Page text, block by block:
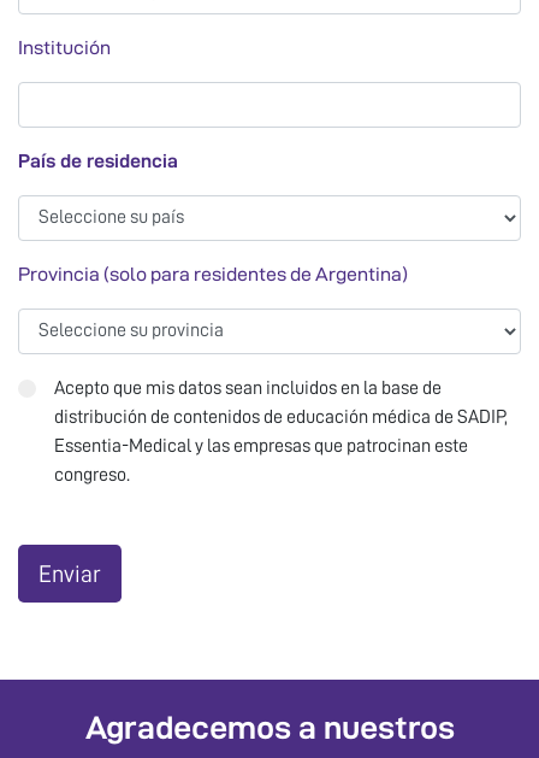
Institución
País de residencia
País de residencia
Provincia (solo para residentes de Argentina)
Provincia
Acepto que mis datos sean incluidos en la base de
distribución de contenidos de educación médica de SADIP,
Essentia-Medical y las empresas que patrocinan este
congreso.
Enviar
Agradecemos a nuestros